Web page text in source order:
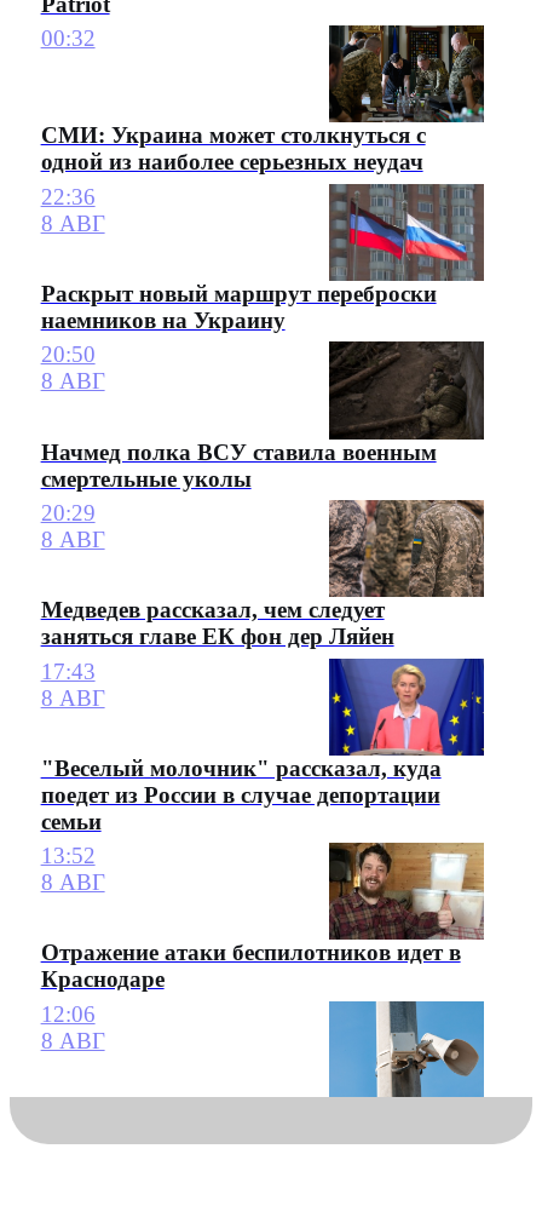
00:32
СМИ: Украина может столкнуться с
одной из наиболее серьезных неудач
22:36
8 АВГ
Раскрыт новый маршрут переброски
наемников на Украину
20:50
8 АВГ
Начмед полка ВСУ ставила военным
смертельные уколы
20:29
8 АВГ
Медведев рассказал, чем следует
заняться главе ЕК фон дер Ляйен
17:43
8 АВГ
"Веселый молочник" рассказал, куда
поедет из России в случае депортации
семьи
13:52
8 АВГ
Отражение атаки беспилотников идет в
Краснодаре
12:06
8 АВГ